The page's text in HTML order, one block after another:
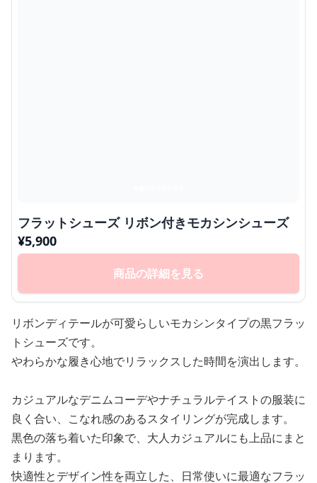
フラットシューズ リボン付きモカシンシューズ
¥5,900
商品の詳細を見る
リボンディテールが可愛らしいモカシンタイプの黒フラッ
トシューズです。
やわらかな履き心地でリラックスした時間を演出します。
カジュアルなデニムコーデやナチュラルテイストの服装に
良く合い、こなれ感のあるスタイリングが完成します。
黒色の落ち着いた印象で、大人カジュアルにも上品にまと
まります。
快適性とデザイン性を両立した、日常使いに最適なフラッ